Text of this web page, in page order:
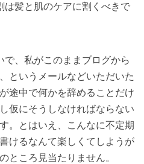
髪と肌のケアに割くべきで
で、私がこのままブログから
というメールなどいただいた
途中で何かを辞めることだけ
仮にそうしなければならない
。とはいえ、こんなに不定期
けるなんて楽しくてしようが
ところ見当たりません。